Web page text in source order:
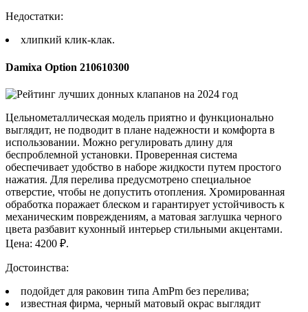
Недостатки:
хлипкий клик-клак.
Damixa Option 210610300
Цельнометаллическая модель приятно и функционально
выглядит, не подводит в плане надежности и комфорта в
использовании. Можно регулировать длину для
беспроблемной установки. Проверенная система
обеспечивает удобство в наборе жидкости путем простого
нажатия. Для перелива предусмотрено специальное
отверстие, чтобы не допустить отопления. Хромированная
обработка поражает блеском и гарантирует устойчивость к
механическим повреждениям, а матовая заглушка черного
цвета разбавит кухонный интерьер стильными акцентами.
Цена: 4200 ₽.
Достоинства:
подойдет для раковин типа AmPm без перелива;
известная фирма, черный матовый окрас выглядит